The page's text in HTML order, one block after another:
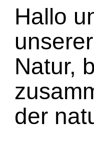
Hallo
Natur,
der